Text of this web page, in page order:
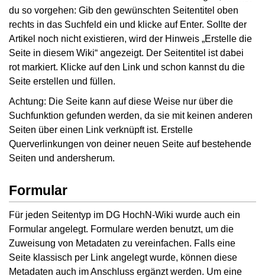
du so vorgehen: Gib den gewünschten Seitentitel oben
rechts in das Suchfeld ein und klicke auf Enter. Sollte der
Artikel noch nicht existieren, wird der Hinweis „Erstelle die
Seite in diesem Wiki“ angezeigt. Der Seitentitel ist dabei
rot markiert. Klicke auf den Link und schon kannst du die
Seite erstellen und füllen.
Achtung: Die Seite kann auf diese Weise nur über die
Suchfunktion gefunden werden, da sie mit keinen anderen
Seiten über einen Link verknüpft ist. Erstelle
Querverlinkungen von deiner neuen Seite auf bestehende
Seiten und andersherum.
Formular
Für jeden Seitentyp im DG HochN-Wiki wurde auch ein
Formular angelegt. Formulare werden benutzt, um die
Zuweisung von Metadaten zu vereinfachen. Falls eine
Seite klassisch per Link angelegt wurde, können diese
Metadaten auch im Anschluss ergänzt werden. Um eine